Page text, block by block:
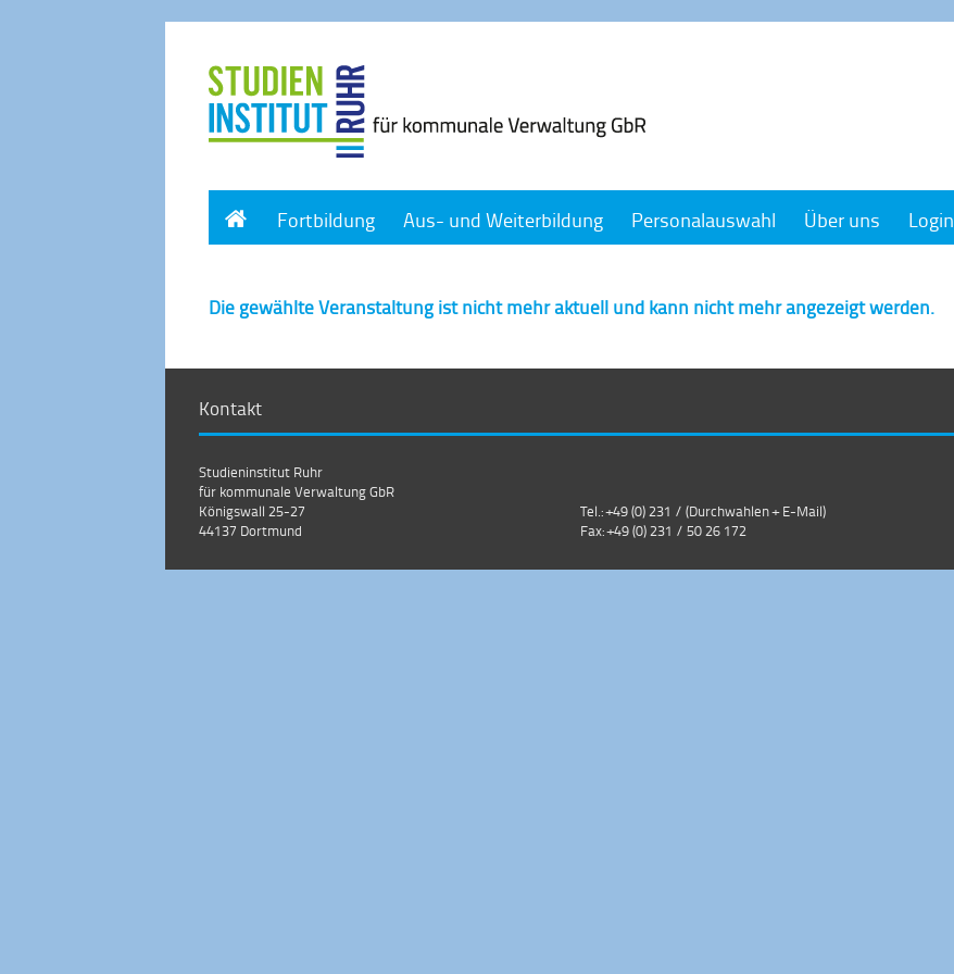
Home
Fortbildung Aus- und Weiterbildung Personalauswahl Über uns Login
Die gewählte Veranstaltung ist nicht mehr aktuell und kann nicht mehr angezeigt werden.
Kontakt
Studieninstitut Ruhr
für kommunale Verwaltung GbR
Königswall 25-27
44137 Dortmund
Tel.: +49 (0) 231 /(Durchwahlen + E-Mail)
Fax: +49 (0) 231 / 50 26 172